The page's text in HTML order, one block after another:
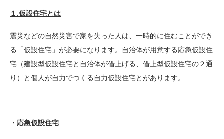
１.仮設住宅とは
震災などの自然災害で家を失った人は、一時的に住むことができ
る「仮設住宅」が必要になります。自治体が用意する応急仮設住
宅（建設型仮設住宅と自治体が借上げる、借上型仮設住宅の２通
り）と個人が自力でつくる自力仮設住宅とがあります。
・応急仮設住宅